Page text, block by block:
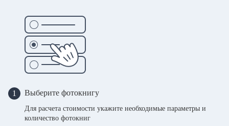
1 Выберите фотокнигу
Для расчета стоимости укажите необходимые параметры и
количество фотокниг